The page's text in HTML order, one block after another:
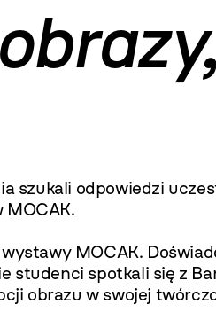
szukali odpowiedzi
MOCAK.
MOCAK.
studenci spotkali się z
obrazu w swojej